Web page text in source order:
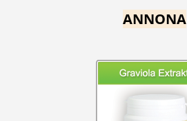
ANNONA